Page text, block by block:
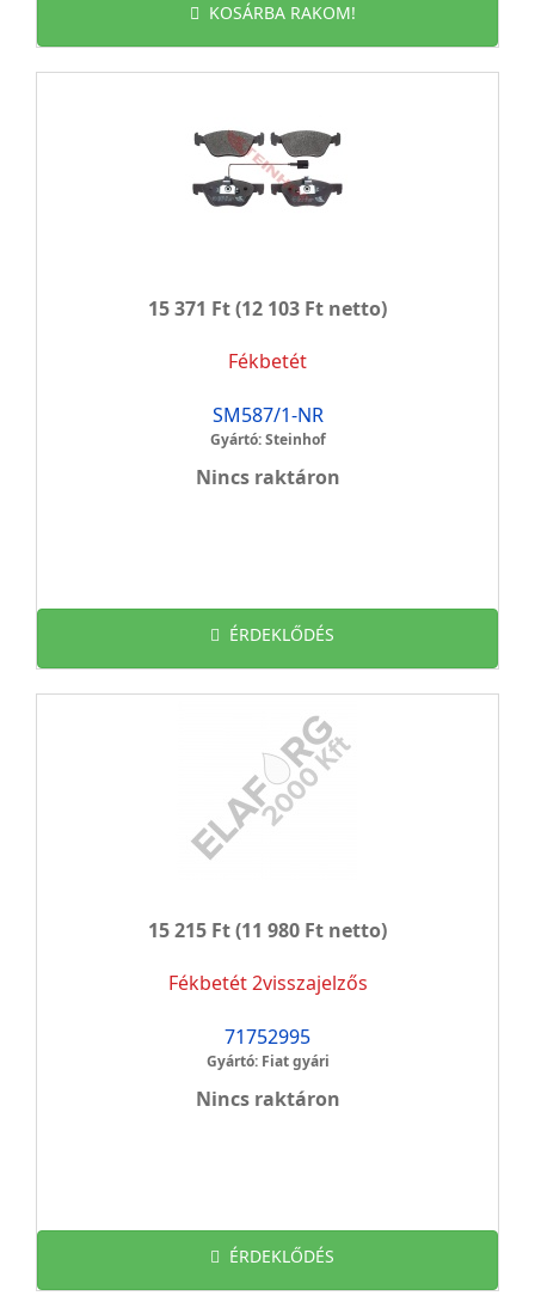
KOSÁRBA RAKOM!
15 371 Ft(12 103 Ft netto)
Fékbetét
SM587/1-NR
Gyártó: Steinhof
Nincs raktáron
ÉRDEKLŐDÉS
15 215 Ft(11 980 Ft netto)
Fékbetét 2visszajelzős
71752995
Gyártó: Fiat gyári
Nincs raktáron
ÉRDEKLŐDÉS